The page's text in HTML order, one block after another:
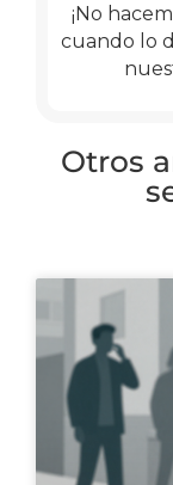
¡No
cuando lo
Otros